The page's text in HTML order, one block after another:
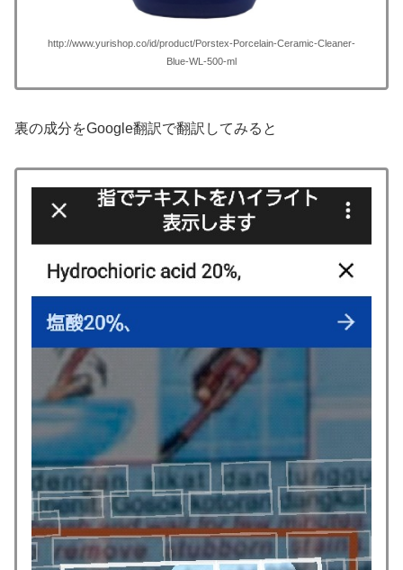
http://www.yurishop.co/id/product/Porstex-Porcelain-Ceramic-Cleaner-
Blue-WL-500-ml
裏の成分をGoogle翻訳で翻訳してみると